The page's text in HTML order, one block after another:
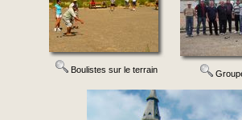
Boulistes sur le terrain